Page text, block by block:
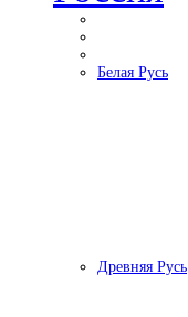
Белая Русь
Древняя Русь